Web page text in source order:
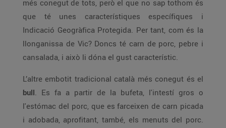
més conegut de tots, però el que no sap tothom és
que té unes característiques específiques i
Indicació Geogràfica Protegida. Per tant, com és la
llonganissa de Vic? Doncs té carn de porc, pebre i
cansalada, i això li dóna el gust característic.
L’altre embotit tradicional català més conegut és el
bull. Es fa a partir de la bufeta, l'intestí gros o
l'estómac del porc, que es farceixen de carn picada
i adobada, aprofitant, també, els menuts del porc.